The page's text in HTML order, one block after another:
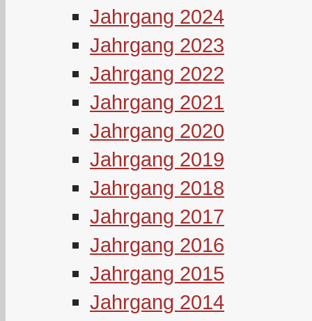
Jahrgang 2024
Jahrgang 2023
Jahrgang 2022
Jahrgang 2021
Jahrgang 2020
Jahrgang 2019
Jahrgang 2018
Jahrgang 2017
Jahrgang 2016
Jahrgang 2015
Jahrgang 2014